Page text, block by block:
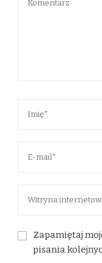
Zapamiętaj
pisania